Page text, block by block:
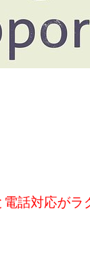
話対応がラ